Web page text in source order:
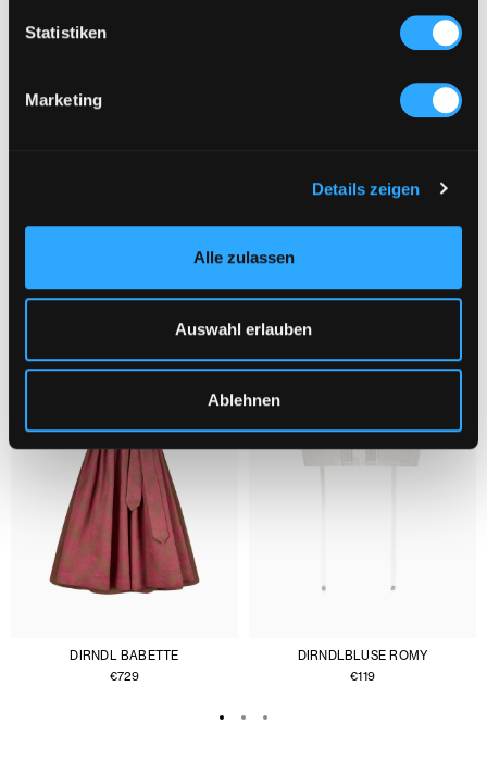
Statistiken
Marketing
Details zeigen
Alle zulassen
Auswahl erlauben
Ablehnen
DIRNDL BABETTE
€729
DIRNDLBLUSE ROMY
€119